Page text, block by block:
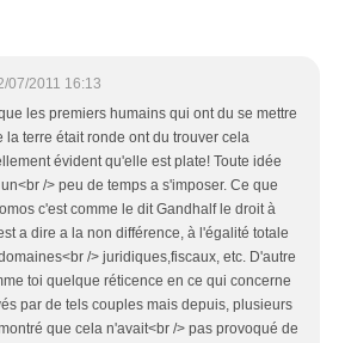
07/2011 16:13
les premiers humains qui ont du se mettre
la terre était ronde ont du trouver cela
évident qu'elle est plate! Toute idée
/> peu de temps a s'imposer. Ce que
c'est comme le dit Gandhalf le droit à
a dire a la non différence, à l'égalité totale
/> juridiques,fiscaux, etc. D'autre
toi quelque réticence en ce qui concerne
par de tels couples mais depuis, plusieurs
que cela n'avait<br /> pas provoqué de